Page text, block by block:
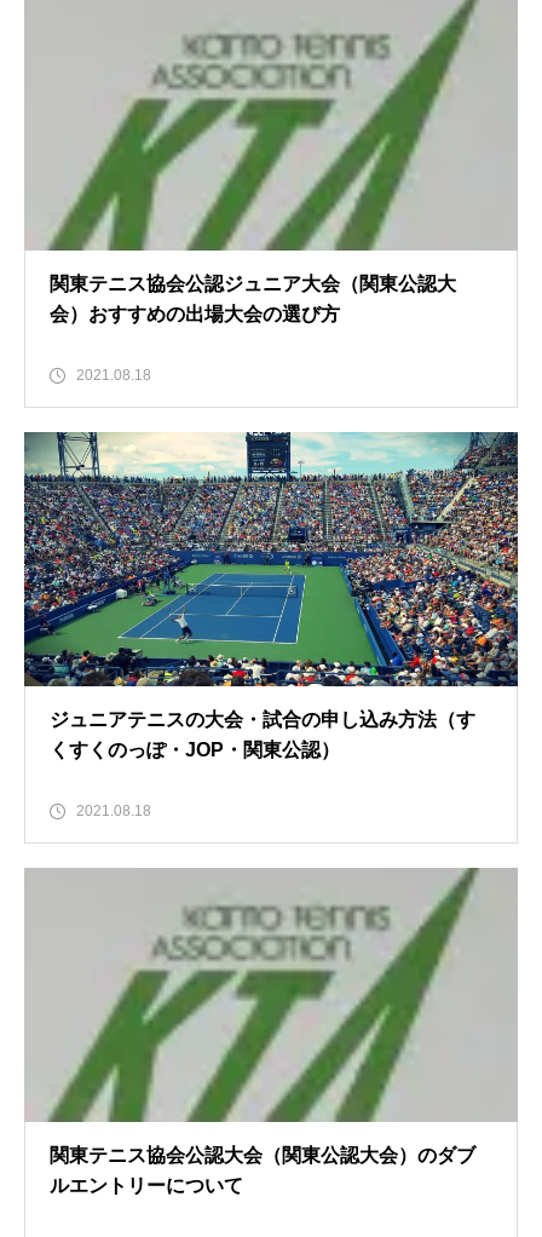
関東テニス協会公認ジュニア大会（関東公認大
会）おすすめの出場大会の選び方
2021.08.18
ジュニアテニスの大会・試合の申し込み方法（す
くすくのっぽ・JOP・関東公認）
2021.08.18
関東テニス協会公認大会（関東公認大会）のダブ
ルエントリーについて